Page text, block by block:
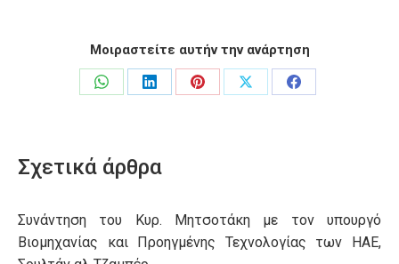
Μοιραστείτε αυτήν την ανάρτηση
Share
Share
Share
Share
Share
Σχετικά άρθρα
Συνάντηση του Κυρ. Μητσοτάκη με τον υπουργό
Βιομηχανίας και Προηγμένης Τεχνολογίας των ΗΑΕ,